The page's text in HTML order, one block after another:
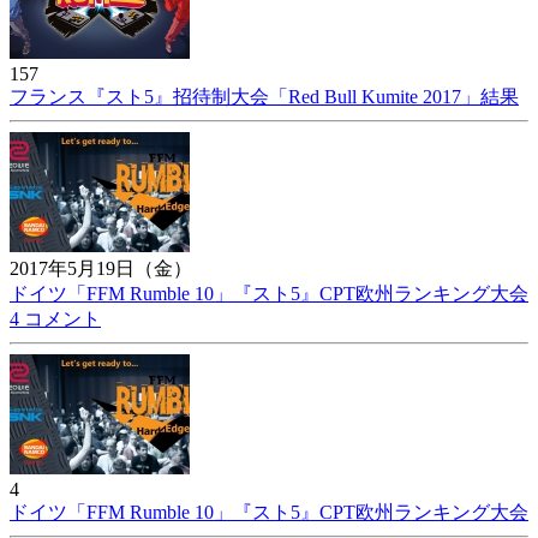
157
フランス『スト5』招待制大会「Red Bull Kumite 2017」結果
2017年5月19日（金）
ドイツ「FFM Rumble 10」『スト5』CPT欧州ランキング大会
4 コメント
4
ドイツ「FFM Rumble 10」『スト5』CPT欧州ランキング大会